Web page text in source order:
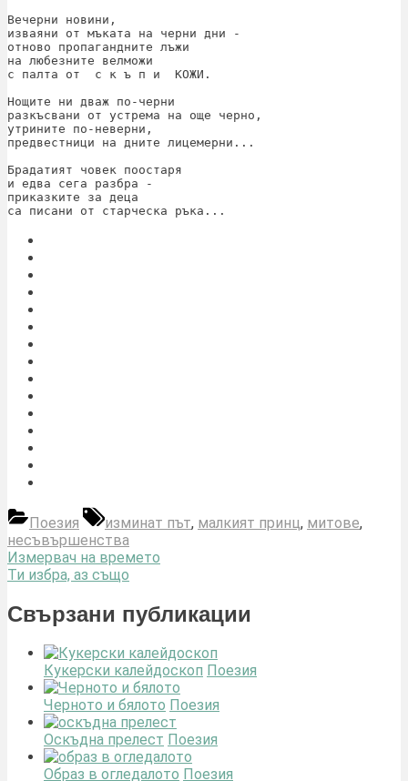
Вечерни новини,
изваяни от мъката на черни дни -
отново пропагандните лъжи
на любезните велможи
с палта от  с к ъ п и  КОЖИ.
Нощите ни дваж по-черни
разкъсвани от устрема на още черно,
утрините по-неверни,
предвестници на дните лицемерни...
Брадатият човек поостаря
и едва сега разбра -
приказките за деца
са писани от старческа ръка...
Поезия
Tags:
изминат път, малкият принц, митове,
несъвършенства
Навигация
Previous
Post:
Измервач на времето
Next
Ти избра, аз също
Свързани публикации
Кукерски калейдоскоп Поезия
Черното и бялото Поезия
Оскъдна прелест Поезия
Образ в огледалото Поезия